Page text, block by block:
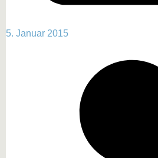
5. Januar 2015